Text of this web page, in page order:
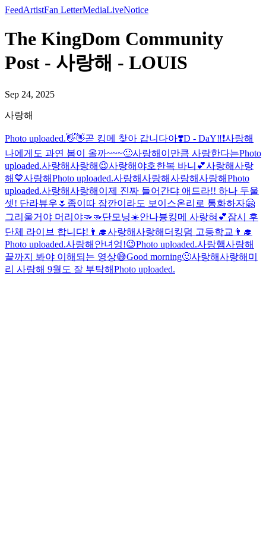
FeedArtistFan LetterMediaLiveNotice
The KingDom Community
Post - 사랑해 - LOUIS
Sep 24, 2025
사랑해
Photo uploaded.👋👋곧 킹메 찾아 갑니다아❣️D - DaY‼️❗️사랑해
나에게도 과연 봄이 올까~~~🙂사랑해 이만큼 사랑한다는Photo
uploaded.사랑해사랑해 😉사랑해 야호한복 바니💕사랑해사랑
해 💙사랑해Photo uploaded.사랑해사랑해사랑해사랑해Photo
uploaded.사랑해사랑해 이제 진짜 들어간댜 애드라!! 하나 두울
셋! 단라뷰우🌷 좀이따 잠깐이라도 보이스온리로 통화하자🤗
그리울거야 머리야🫳🫳단모닝☀️안나븅킹메 사랑혀💕잠시 후
단체 라이브 합니댜! 👨‍🎓사랑해사랑해 더킹덤 고등학교👨‍🎓
Photo uploaded.사랑해 안녀엉!😉Photo uploaded.사랑햄사랑해
끝까지 봐야 이해되는 영상😅Good morning🙂사랑해사랑해 미
리 사랑해 9월도 잘 부탁해Photo uploaded.